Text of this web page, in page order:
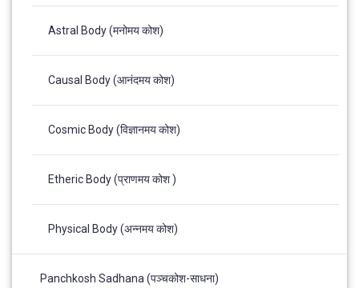
Astral Body (मनोमय कोश)
Causal Body (आनंदमय कोश)
Cosmic Body (विज्ञानमय कोश)
Etheric Body (प्राणमय कोश )
Physical Body (अन्नमय कोश)
Panchkosh Sadhana (पञ्चकोश-साधना)